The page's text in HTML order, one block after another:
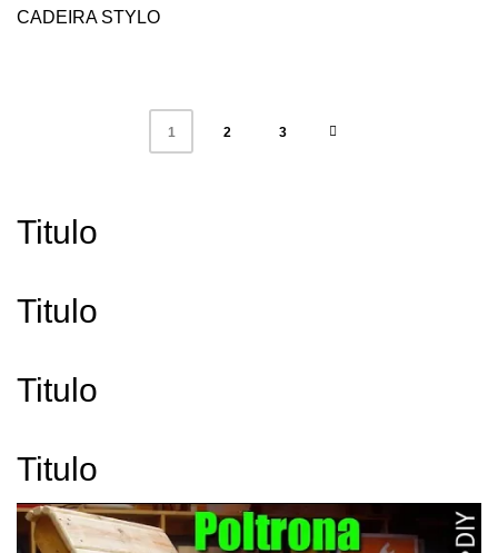
CADEIRA STYLO
1 2 3
Titulo
Titulo
Titulo
Titulo